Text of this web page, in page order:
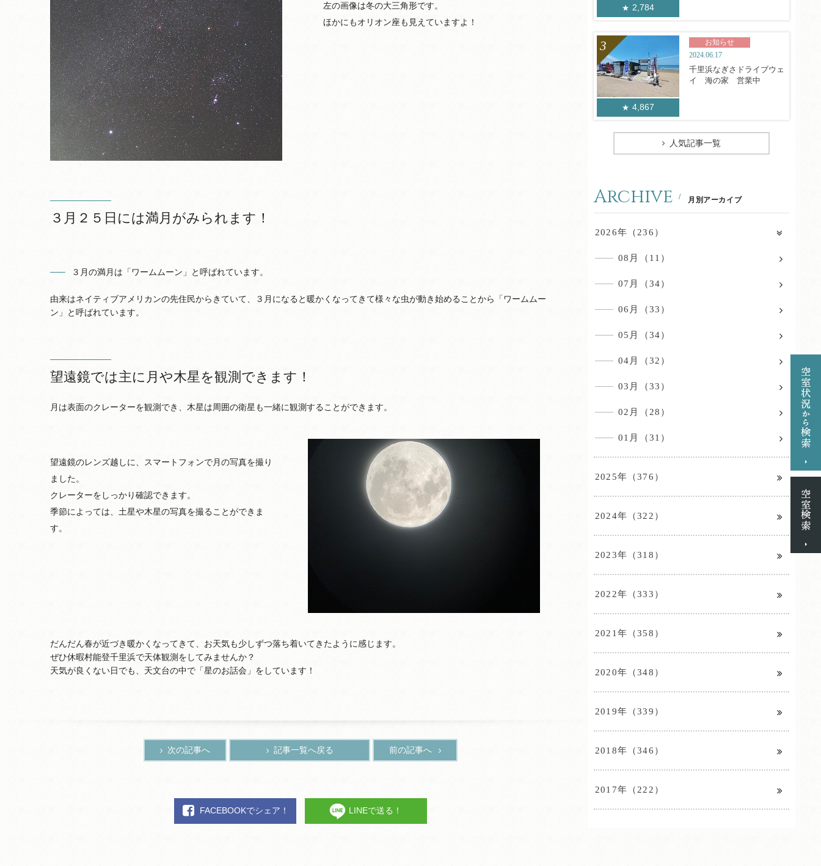
左の画像は冬の大三角形です。
ほかにもオリオン座も見えていますよ！
３月２５日には満月がみられます！
３月の満月は「ワームムーン」と呼ばれています。
由来はネイティブアメリカンの先住民からきていて、３月になると暖かくなってきて様々な虫が動き始めることから「ワームムー
ン」と呼ばれています。
望遠鏡では主に月や木星を観測できます！
月は表面のクレーターを観測でき、木星は周囲の衛星も一緒に観測することができます。
望遠鏡のレンズ越しに、スマートフォンで月の写真を撮り
ました。
クレーターをしっかり確認できます。
季節によっては、土星や木星の写真を撮ることができま
す。
だんだん春が近づき暖かくなってきて、お天気も少しずつ落ち着いてきたように感じます。
ぜひ休暇村能登千里浜で天体観測をしてみませんか？
天気が良くない日でも、天文台の中で「星のお話会」をしています！
次の記事へ 記事一覧へ戻る 前の記事へ
FACEBOOKでシェア！ LINEで送る！
2,784
4,867
お知らせ
2024.06.17
千里浜なぎさドライブウェ
イ 海の家 営業中
人気記事一覧
Archive 月別アーカイブ
2026年（236）
08月（11）
07月（34）
06月（33）
05月（34）
04月（32）
03月（33）
02月（28）
01月（31）
2025年（376）
2024年（322）
2023年（318）
2022年（333）
2021年（358）
2020年（348）
2019年（339）
2018年（346）
2017年（222）